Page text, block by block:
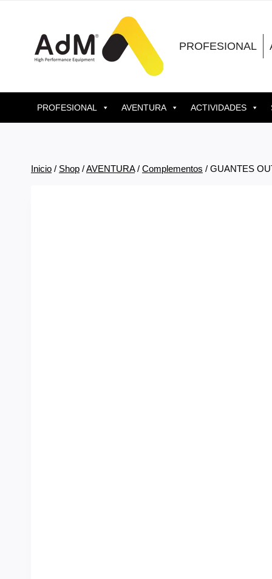
contenido
PROFESIONAL
PROFESIONAL AVENTURA ACTIVIDADES
Inicio / Shop /AVENTURA / Complementos / GUANTES